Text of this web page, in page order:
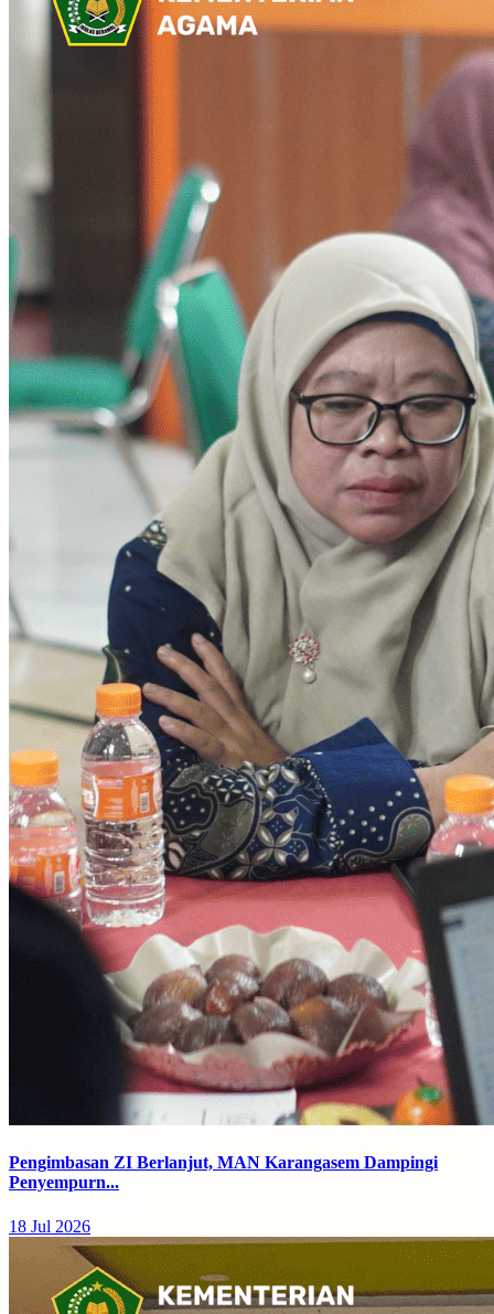
Pengimbasan ZI Berlanjut, MAN Karangasem Dampingi
Penyempurn...
18 Jul 2026